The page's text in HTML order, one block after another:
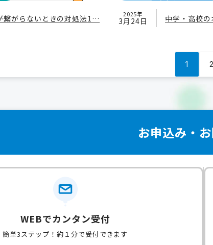
繋がらないときの対処法1… 2025年
3月24日 中学・高校
1 2
お申込み・
WEBでカンタン受付
簡単3ステップ！約１分で受付できます